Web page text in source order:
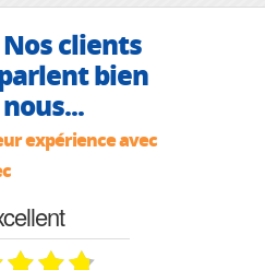
Nos clients
bien
expérience avec